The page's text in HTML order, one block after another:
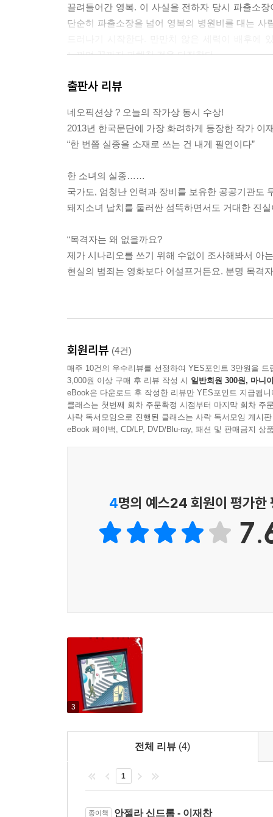
깨어 있는 시간엔 인터넷에서 돼지소녀 실종사건
수를 갔던 명훈이 감기에 걸려 병원에 갔더니 의
왕제명이 능선에서 “야호!”를 외쳤다. 임신한 야생
며 스트레스를 풀고 가면 그만인 것이다. 돼지소
것이다. 두 아들이 잘 자라기만 한다면 가난한 집
하철이 전철역 입구에 배치된 무가지를 집어 들었
원 네 명이 582일 만에 가족의 품으로 돌아왔다.
--- p. 255
“당신들한테 혜실이는 비단잉어 같은 관상용에
왕제명은 송영복의 정신병원 입원 동의서를 받아
한 사람한테 일을 전부 맡기지 않는다. 납치를 담
했는지 모르게 했다. 왕제명하고 박달현 정도만
“개새끼들은 아이큐를 정의롭게 사용하지 않는군.”
--- p. 297
“경찰은 왜 수사를 안 한 거지? 그 집에 전화가 있었
“감춰뒀는데.”
“병신 새끼들!”
“우리가 만난 적이 있어요?”
한 무리의 사람들이 배를 타러 갔다.
“봉투에 돈도 좀 있으니 그걸로…….”
“당신은 몸속에 피가 흐르죠?”
영복이 하늘을 올려다봤다. 구름도 먹빛이었다.
끌려들어간 영복. 이 사실을 전하자 당시 파출소
단순히 파출소장을 넘어 영복의 병원비를 대는
느끼며 끝까지 파헤칠 것을 다짐한다.
문제가 많다는 사실이었다. 그리고 결국 하철
실종사건에 얽힌 충격적인 전말을 듣게 되는데……
출판사 리뷰
네오픽션상 ? 오늘의 작가상 동시 수상!
2013년 한국문단에 가장 화려하게 등장한 작가 이
“한 번쯤 실종을 소재로 쓰는 건 내게 필연이다”
한 소녀의 실종……
국가도, 엄청난 인력과 장비를 보유한 공공기관도
돼지소녀 납치를 둘러싼 섬뜩하면서도 거대한 진
“목격자는 왜 없을까요?
제가 시나리오를 쓰기 위해 수없이 조사해봐서 아
현실의 범죄는 영화보다 어설프거든요. 분명 목격
■■■ 책 소개
3년의 기다림, 제5회 자음과모음 네오픽션상 수상
이재찬 장편소설 『안젤라 신드롬』
자음과모음에서 주최하는 3천만 원 고료의 네
네오픽션상은 첫 수상작인 유현산의 『살인자
공모에서 이재찬의 『안젤라 신드롬』이 “추리
당선작으로 뽑히게 되었다. ‘네오픽션’의 지향
냉정하고도 일관된 태도와 지극한 관심. 이런 각
회원리뷰 (4건)
매주 10건의 우수리뷰를 선정하여 YES포인트 3만원을 드
3,000원 이상 구매 후 리뷰 작성 시 일반회원 300원, 마니
eBook은 다운로드 후 작성한 리뷰만 YES포인트 지급됩니
클래스는 첫번째 회차 주문확정 시점부터 마지막 회차 주
사락 독서모임으로 진행된 클래스는 사락 독서모임 게시
eBook 페이백, CD/LP, DVD/Blu-ray, 패션 및 판매금지 상
4명의 예스24 회원이 평가한
3
전체 리뷰 (4)
1
종이책 안젤라 신드롬 - 이재찬